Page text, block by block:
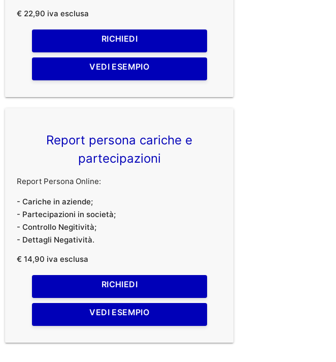
€ 22,90 iva esclusa
RICHIEDI
VEDI ESEMPIO
Report persona cariche e
partecipazioni
Report Persona Online:
- Cariche in aziende;
- Partecipazioni in società;
- Controllo Negitività;
- Dettagli Negatività.
€ 14,90 iva esclusa
RICHIEDI
VEDI ESEMPIO